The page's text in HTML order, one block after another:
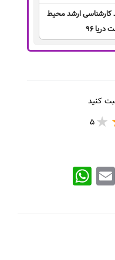
کارشناسی ارشد محیط
دریا 96
کنید
5
WhatsApp Email